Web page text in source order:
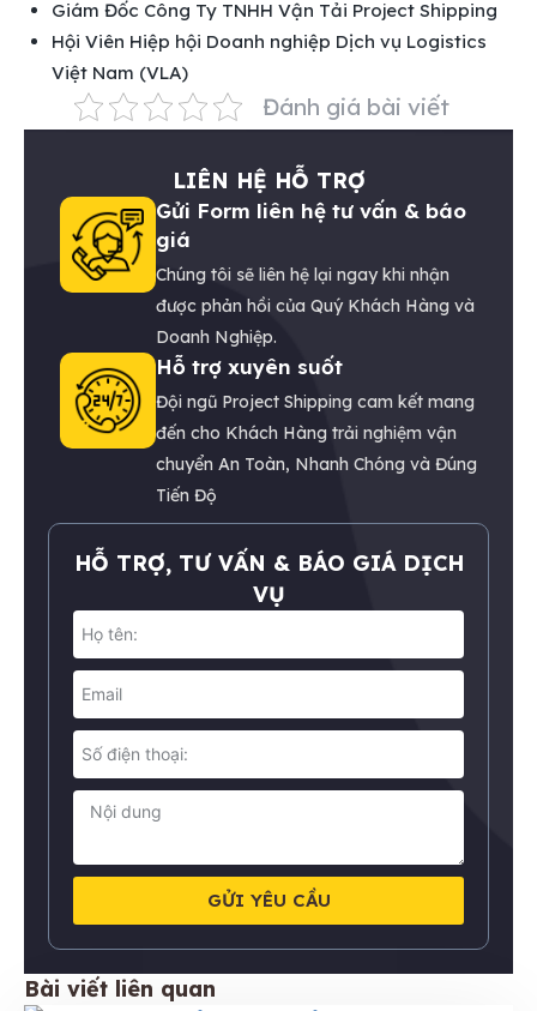
Giám Đốc Công Ty TNHH Vận Tải Project Shipping
Hội Viên Hiệp hội Doanh nghiệp Dịch vụ Logistics
Việt Nam (VLA)
Đánh giá bài viết
LIÊN HỆ HỖ TRỢ
Gửi Form liên hệ tư vấn & báo
giá
Chúng tôi sẽ liên hệ lại ngay khi nhận
được phản hồi của Quý Khách Hàng và
Doanh Nghiệp.
Hỗ trợ xuyên suốt
Đội ngũ Project Shipping cam kết mang
đến cho Khách Hàng trải nghiệm vận
chuyển An Toàn, Nhanh Chóng và Đúng
Tiến Độ
HỖ TRỢ, TƯ VẤN & BÁO GIÁ DỊCH
VỤ
GỬI YÊU CẦU
Bài viết liên quan